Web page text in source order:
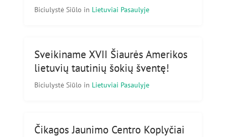
Biciulystė Siūlo in Lietuviai Pasaulyje
Sveikiname XVII Šiaurės Amerikos
lietuvių tautinių šokių šventę!
Biciulystė Siūlo in Lietuviai Pasaulyje
Čikagos Jaunimo Centro Koplyčiai